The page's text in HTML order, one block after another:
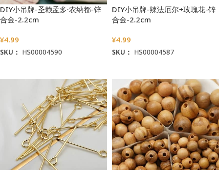
DIY小吊牌-圣赖孟多·农纳都-锌
合金-2.2cm
¥4.99
SKU： HS00004590
DIY小吊牌-辣法厄尔+玫瑰花-锌
合金-2.2cm
¥4.99
SKU： HS00004587